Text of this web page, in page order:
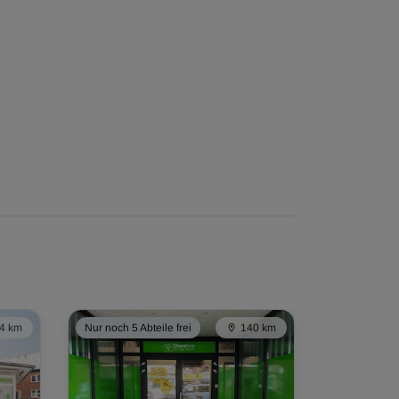
km Nur noch 5 Abteile frei 140 km